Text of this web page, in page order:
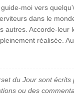
moi vers
dans le
autres. Accorde-leur
réalisée.
du Jour sont écrits
ou des